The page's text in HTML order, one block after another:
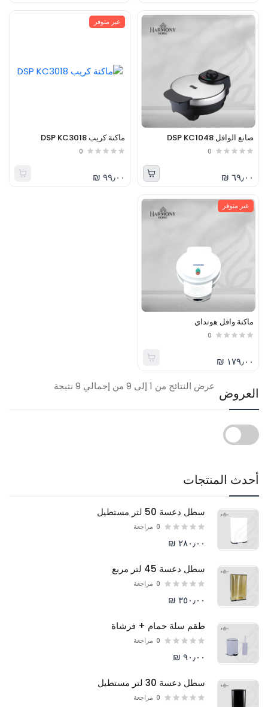
العروض
أحدث المنتجات
سطل دعسة 50 لتر مستطيل
0 مراجعة
٢٨٠٫٠٠ ₪
سطل دعسة 45 لتر مربع
0 مراجعة
٣٥٠٫٠٠ ₪
طقم سلة حمام + فرشاة
0 مراجعة
٩٠٫٠٠ ₪
سطل دعسة 30 لتر مستطيل
0 مراجعة
صانع الوافل DSP KC1048
0
٦٩٫٠٠ ₪
غير متوفر
ماكنة كريب DSP KC3018
0
٩٩٫٠٠ ₪
غير متوفر
ماكنة وافل هونداي
0
١٧٩٫٠٠ ₪
عرض النتائج من 1 إلى 9 من إجمالي 9 نتيجة